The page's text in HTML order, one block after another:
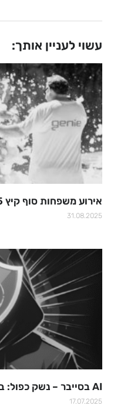
עשוי לעניין אותך:
אירוע משפחות סוף קיץ 2025
31.08.2025
AI בסייבר – נשק כפול: בינה מלאכותית במתקפות ובהגנה
17.07.2025